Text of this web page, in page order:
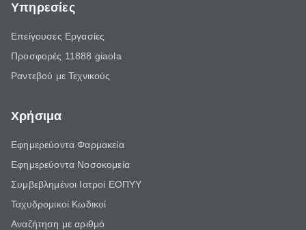
Υπηρεσίες
Επείγουσες Εργασίες
Προσφορές 11888 giaola
Ραντεβού με Τεχνικούς
Χρήσιμα
Εφημερεύοντα Φαρμακεία
Εφημερεύοντα Νοσοκομεία
Συμβεβλημένοι Ιατροί ΕΟΠΥΥ
Ταχυδρομικοί Κωδικοί
Αναζήτηση με αριθμό